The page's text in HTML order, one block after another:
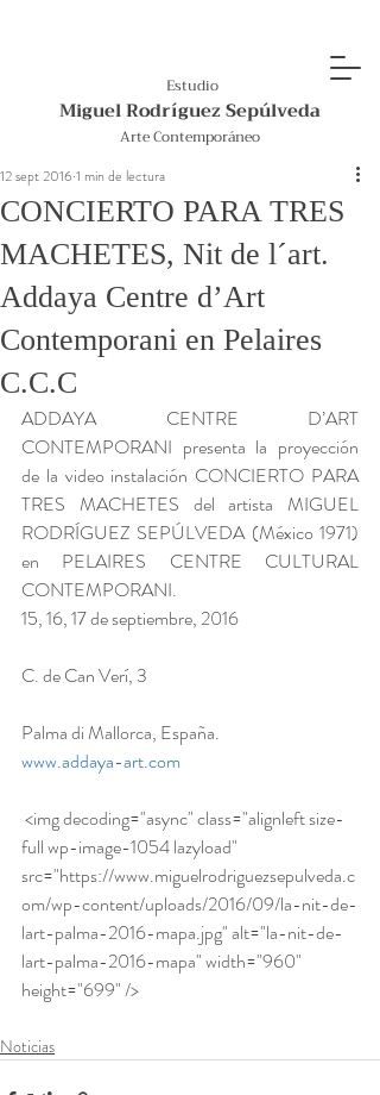
Estudio
Miguel Rodríguez Sepúlveda
Arte Contemporáneo
CONCIERTO PARA TRES
MACHETES, Nit de l´art.
Addaya Centre d’Art
Contemporani en Pelaires
C.C.C
12 sept 20161 min de lectura
ADDAYA CENTRE D’ART
CONTEMPORANI presenta la proyección
de la video instalación CONCIERTO PARA
TRES MACHETES del artista MIGUEL
RODRÍGUEZ SEPÚLVEDA (México 1971)
en PELAIRES CENTRE CULTURAL
CONTEMPORANI.
15, 16, 17 de septiembre, 2016
C. de Can Verí, 3
Palma di Mallorca, España.
www.addaya-art.com
full wp-image-1054 lazyload"
src="https://www.miguelrodriguezsepulveda.c
om/wp-content/uploads/2016/09/la-nit-de-
lart-palma-2016-mapa.jpg" alt="la-nit-de-
lart-palma-2016-mapa" width="960"
height="699" />
Noticias